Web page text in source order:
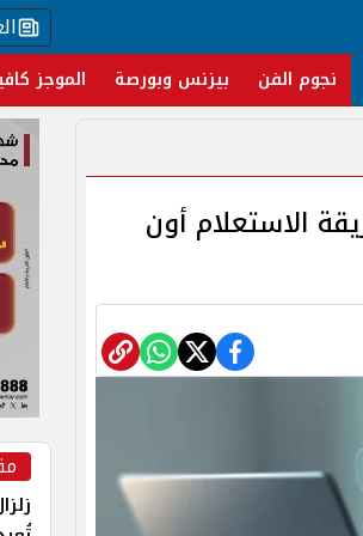
نجوم الفن بيزنس وبورصة الموجز
الاستعلام أون